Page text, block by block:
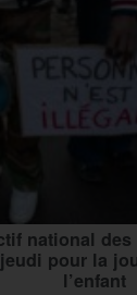
national
pour la
l’enfant